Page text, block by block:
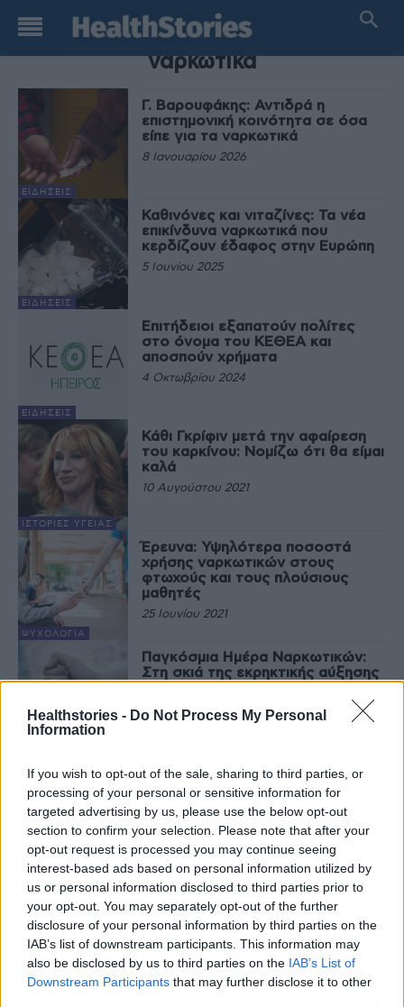
Healthstories - Do Not Process My Personal
Information
If you wish to opt-out of the sale, sharing to third parties, or
processing of your personal or sensitive information for
targeted advertising by us, please use the below opt-out
section to confirm your selection. Please note that after your
opt-out request is processed you may continue seeing
interest-based ads based on personal information utilized by
us or personal information disclosed to third parties prior to
your opt-out. You may separately opt-out of the further
disclosure of your personal information by third parties on the
IAB’s list of downstream participants. This information may
also be disclosed by us to third parties on the IAB’s List of
Downstream Participants that may further disclose it to other
TAG
ναρκωτικά
ΕΙΔΉΣΕΙΣ
Γ. Βαρουφάκης: Αντιδρά η
επιστημονική κοινότητα σε όσα
είπε για τα ναρκωτικά
8 Ιανουαρίου 2026
ΕΙΔΉΣΕΙΣ
Καθινόνες και νιταζίνες: Τα νέα
επικίνδυνα ναρκωτικά που
κερδίζουν έδαφος στην Ευρώπη
5 Ιουνίου 2025
ΕΙΔΉΣΕΙΣ
Επιτήδειοι εξαπατούν πολίτες
στο όνομα του ΚΕΘΕΑ και
αποσπούν χρήματα
4 Οκτωβρίου 2024
ΙΣΤΟΡΊΕΣ ΥΓΕΊΑΣ
Κάθι Γκρίφιν μετά την αφαίρεση
του καρκίνου: Νομίζω ότι θα είμαι
καλά
10 Αυγούστου 2021
ΨΥΧΟΛΟΓΊΑ
Έρευνα: Υψηλότερα ποσοστά
χρήσης ναρκωτικών στους
φτωχούς και τους πλούσιους
μαθητές
25 Ιουνίου 2021
Παγκόσμια Ημέρα Ναρκωτικών:
Στη σκιά της εκρηκτικής αύξησης
25 Ιουνίου 2021
ΙΣΤΟΡΊΕΣ ΥΓΕΊΑΣ
Σε πρώτο πρόσωπο: Μάριος
Ατζέμης Υπεύθυνος Μείωσης
Βλάβης Συλλόγου Οροθετικών
Ελλάδας «Θετική Φωνή»
12 Ιουνίου 2021
Τελευταία Νέα
9 πράγματα που δεν πρέπει να
λέτε σε έναν επισκέπτη